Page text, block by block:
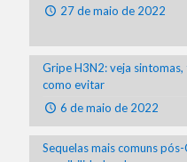
27 de maio de 2022
Gripe H3N2: veja
como evitar
6 de maio de 2022
Sequelas mais comuns